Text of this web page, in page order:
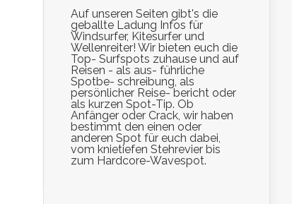
Auf unseren Seiten gibt's die
geballte Ladung Infos für
Windsurfer, Kitesurfer und
Wellenreiter! Wir bieten euch die
Top- Surfspots zuhause und auf
Reisen - als aus- führliche
Spotbe- schreibung, als
persönlicher Reise- bericht oder
als kurzen Spot-Tip. Ob
Anfänger oder Crack, wir haben
bestimmt den einen oder
anderen Spot für euch dabei,
vom knietiefen Stehrevier bis
zum Hardcore-Wavespot.